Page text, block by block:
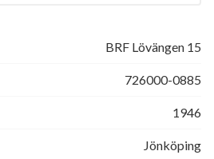
BRF Lövängen 15
726000-0885
1946
Jönköping